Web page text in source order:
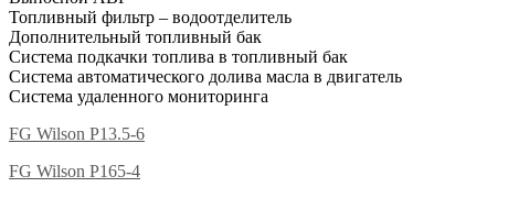
Топливный фильтр – водоотделитель
Дополнительный топливный бак
Система подкачки топлива в топливный бак
Система автоматического долива масла в двигатель
Система удаленного мониторинга
FG Wilson P13.5-6
FG Wilson P165-4